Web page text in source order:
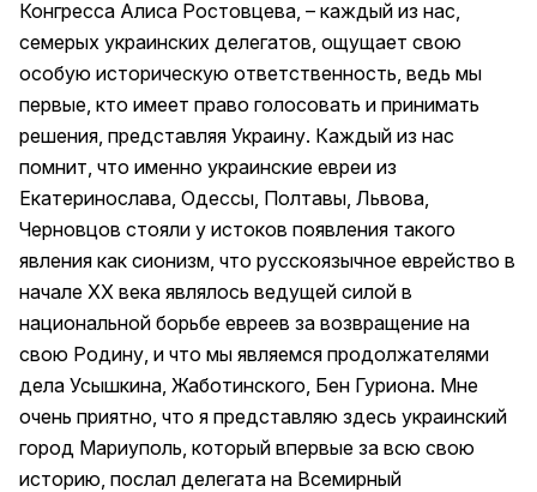
Конгресса Алиса Ростовцева, – каждый из нас,
семерых украинских делегатов, ощущает свою
особую историческую ответственность, ведь мы
первые, кто имеет право голосовать и принимать
решения, представляя Украину. Каждый из нас
помнит, что именно украинские евреи из
Екатеринослава, Одессы, Полтавы, Львова,
Черновцов стояли у истоков появления такого
явления как сионизм, что русскоязычное еврейство в
начале XX века являлось ведущей силой в
национальной борьбе евреев за возвращение на
свою Родину, и что мы являемся продолжателями
дела Усышкина, Жаботинского, Бен Гуриона. Мне
очень приятно, что я представляю здесь украинский
город Мариуполь, который впервые за всю свою
историю, послал делегата на Всемирный